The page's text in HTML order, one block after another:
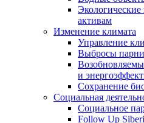
активам
Изменение климата
Управление
Выбросы
и
Сохранение
Социальная
Социальное
Follow Up